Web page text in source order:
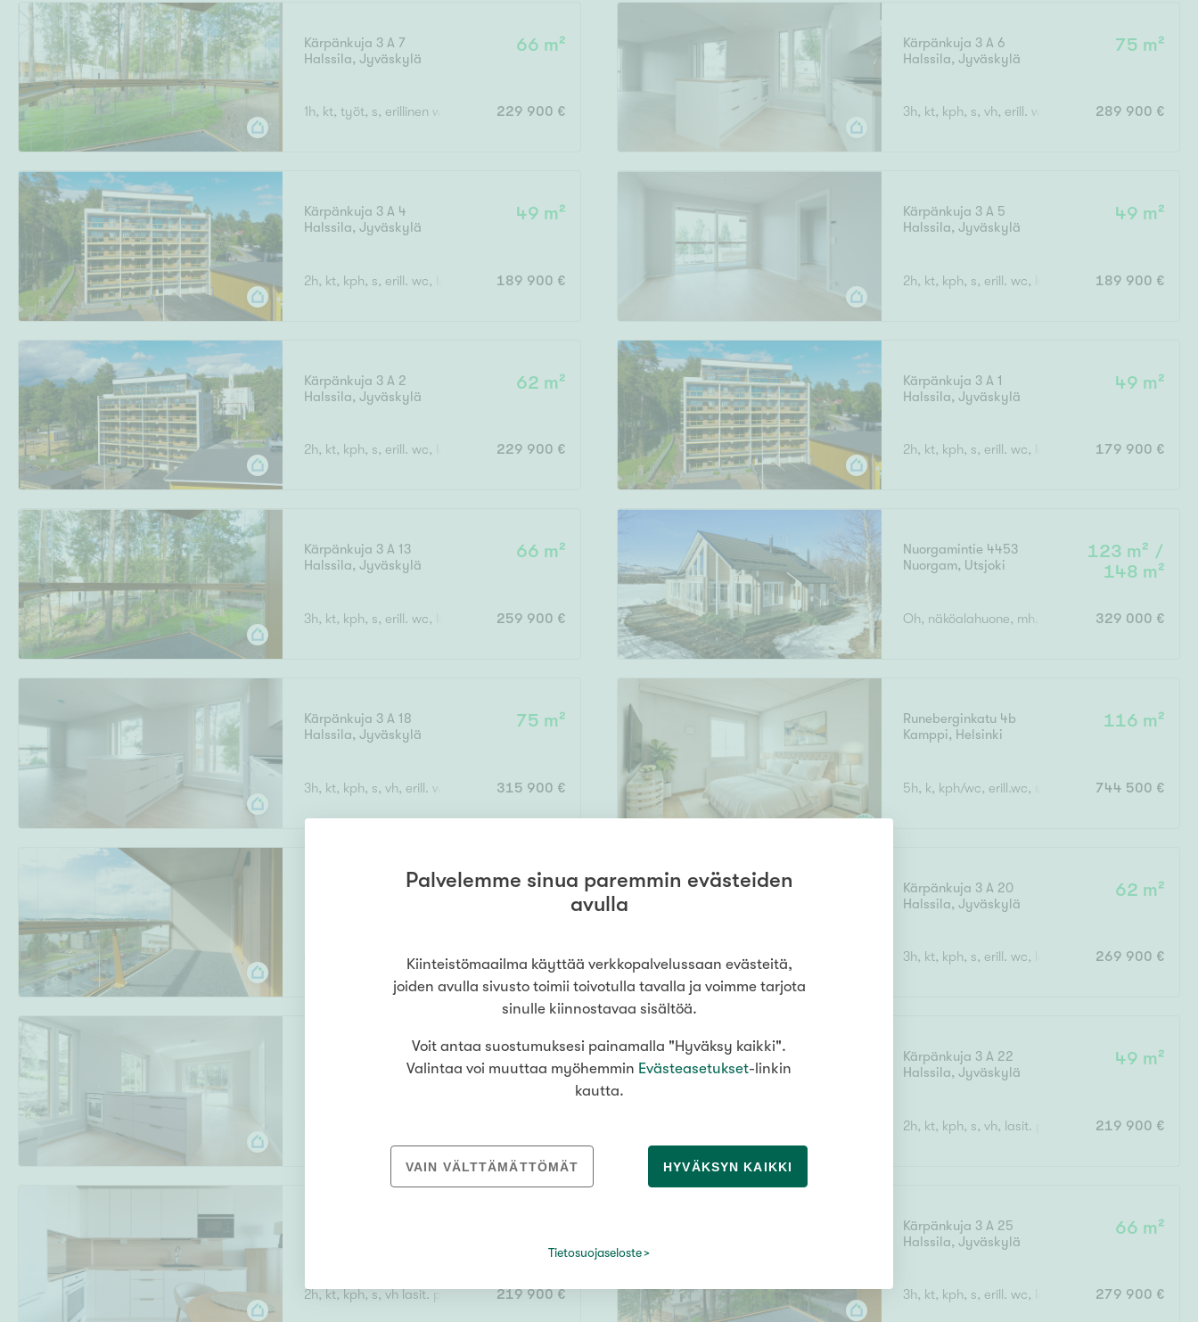
Uudiskohteet
Arvokohteet
Kunto
Hyvä
Ominaisuudet
Hissi
Järvi- tai merinäköala
Senioriasunto
Kärpänkuja 3 A 7
Halssila,Jyväskylä
66 m²
1h, kt, työt, s, erillinen wc, lasit. parveke
229 900 €
Kärpänkuja 3 A 6
Halssila,Jyväskylä
75 m²
3h, kt, kph, s, vh, erill. wc, lasit. parveke
289 900 €
Kärpänkuja 3 A 4
Halssila,Jyväskylä
49 m²
2h, kt, kph, s, erill. wc, lasit. parveke189 900 €
Kärpänkuja 3 A 5
Halssila,Jyväskylä
49 m²
2h, kt, kph, s, erill. wc, lasit. parveke189 900 €
Kärpänkuja 3 A 2
Halssila,Jyväskylä
62 m²
2h, kt, kph, s, erill. wc, lasit. terassi, asuntopiha
229 900 €
Kärpänkuja 3 A 1
Halssila,Jyväskylä
49 m²
2h, kt, kph, s, erill. wc, lasit. terassi, asuntopiha
179 900 €
Kärpänkuja 3 A 13
Halssila,Jyväskylä
66 m²
3h, kt, kph, s, erill. wc, lasit. parveke259 900 €
Nuorgamintie 4453
Nuorgam, Utsjoki
123 m² /
148 m²
Oh, näköalahuone, mh, k, erillinen wc, kph/wc, s,
329 000 €
Kärpänkuja 3 A 18
Halssila,Jyväskylä
75 m²
3h, kt, kph, s, vh, erill. wc, lasit. parveke
315 900 €
Runeberginkatu 4b
Kamppi, Helsinki
116 m²
5h, k, kph/wc, erill.wc, s, 2 x las.parv.744 500 €
Kärpänkuja 3 A 27
66,5 m²
3h, kt, kph, s, erill. wc, lasit. parveke319 200 €
Kärpänkuja 3 A 20
Halssila,Jyväskylä
62 m²
3h, kt, kph, s, erill. wc, lasit. parveke269 900 €
Jyväskylä
62 m²
Kärpänkuja 3 A 22
Halssila,Jyväskylä
49 m²
2h, kt, kph, s, vh, lasit. parveke 219 900 €
2h, kt, kph, s, vh lasit. parveke 219 900 €
Kärpänkuja 3 A 25
Halssila,Jyväskylä
66 m²
3h, kt, kph, s, erill. wc, lasit. parveke279 900 €
Palvelemme sinua paremmin evästeiden
avulla
Kiinteistömaailma käyttää verkkopalvelussaan evästeitä,
joiden avulla sivusto toimii toivotulla tavalla ja voimme tarjota
sinulle kiinnostavaa sisältöä.
Voit antaa suostumuksesi painamalla "Hyväksy kaikki".
Valintaa voi muuttaa myöhemmin Evästeasetukset-linkin
kautta.
VAIN VÄLTTÄMÄTTÖMÄT HYVÄKSYN KAIKKI
Tietosuojaseloste